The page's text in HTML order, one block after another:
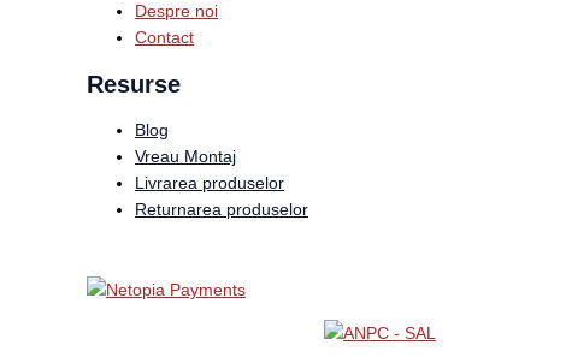
Despre noi
Contact
Resurse
Blog
Vreau Montaj
Livrarea produselor
Returnarea produselor